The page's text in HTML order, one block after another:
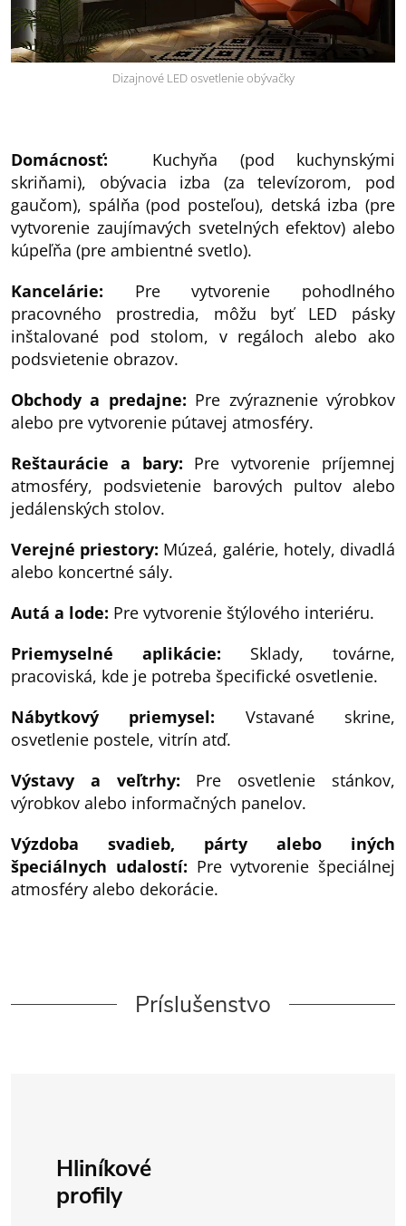
Dizajnové LED osvetlenie obývačky
Domácnosť:
Kuchyňa (pod kuchynskými
skriňami), obývacia izba (za televízorom, pod
gaučom), spálňa (pod posteľou), detská izba (pre
vytvorenie zaujímavých svetelných efektov) alebo
kúpeľňa (pre ambientné svetlo).
Kancelárie: Pre vytvorenie pohodlného
pracovného prostredia, môžu byť LED pásky
inštalované pod stolom, v regáloch alebo ako
podsvietenie obrazov.
Obchody a predajne: Pre zvýraznenie výrobkov
alebo pre vytvorenie pútavej atmosféry.
Reštaurácie a bary: Pre vytvorenie príjemnej
atmosféry, podsvietenie barových pultov alebo
jedálenských stolov.
Verejné priestory: Múzeá, galérie, hotely, divadlá
alebo koncertné sály.
Autá a lode: Pre vytvorenie štýlového interiéru.
Priemyselné aplikácie: Sklady, továrne,
pracoviská, kde je potreba špecifické osvetlenie.
Nábytkový priemysel: Vstavané skrine,
osvetlenie postele, vitrín atď.
Výstavy a veľtrhy: Pre osvetlenie stánkov,
výrobkov alebo informačných panelov.
Výzdoba svadieb, párty alebo iných
špeciálnych udalostí: Pre vytvorenie špeciálnej
atmosféry alebo dekorácie.
Príslušenstvo
Hliníkové
profily